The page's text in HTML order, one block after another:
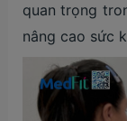
quan trọng
nâng cao sức